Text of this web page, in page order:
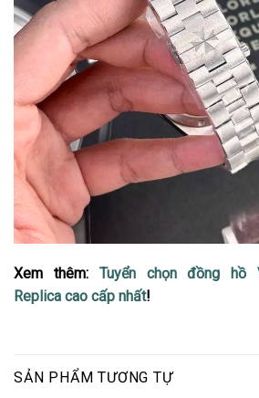
Xem thêm: Tuyển chọn đồng hồ
Replica cao cấp nhất!
SẢN PHẨM TƯƠNG TỰ